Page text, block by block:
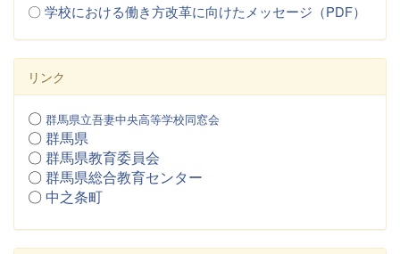
〇学校における働き方改革に向けたメッセージ（PDF）
リンク
〇 群馬県立吾妻中央高等学校同窓会
〇 群馬県
〇 群馬県教育委員会
〇 群馬県総合教育センター
〇 中之条町